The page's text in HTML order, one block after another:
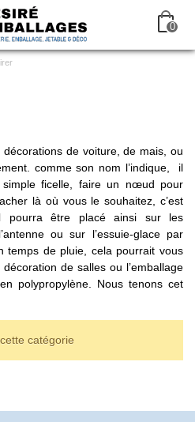
0
de voiture, de mais, ou
comme son nom l’indique, il
ficelle, faire un nœud pour
là où vous le souhaitez, c’est
être placé ainsi sur les
ou sur l’essuie-glace par
temps de pluie, cela pourrait vous
de salles ou l’emballage
polypropylène. Nous tenons cet
catégorie